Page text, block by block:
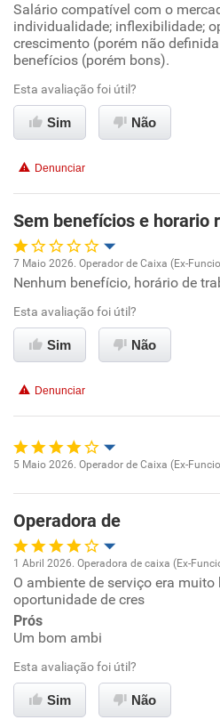
Oportunidade de promoção
Ambiente de trabalho
Conciliação com a vida familiar
Benefícios
Salário compatível com o
individualidade; inflexibilidade;
crescimento (porém não
benefícios (porém bons).
Esta avaliação foi útil?
Sim Não
Denunciar
Sem benefícios e horario
Oportunidade de promoção
Ambiente de trabalho
Benefícios
Não recomenda esta empresa
7 Maio 2026. Operador de Caixa (Ex-
Nenhum benefício, horário de
Esta avaliação foi útil?
Sim Não
Denunciar
Ambiente de trabalho
Conciliação com a vida familiar
Benefícios
Recomenda esta empresa
5 Maio 2026. Operador de Caixa (Ex-
Operadora de
Oportunidade de promoção
Ambiente de trabalho
Conciliação com a vida familiar
Benefícios
1 Abril 2026. Operadora de caixa (Ex-
O ambiente de serviço era
oportunidade de cres
Prós
Um bom ambi
Esta avaliação foi útil?
Sim Não